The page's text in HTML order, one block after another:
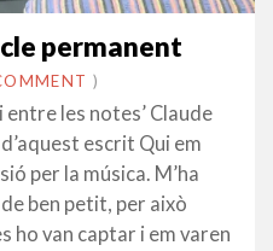
permanent
)
entre les notes’ Claude
escrit Qui em
per la música. M’ha
ben petit, per això
ho van captar i em varen